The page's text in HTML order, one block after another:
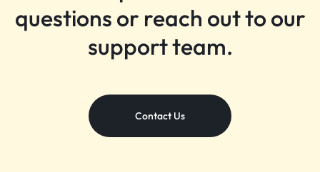
questions or reach out to our
support team.
Contact Us